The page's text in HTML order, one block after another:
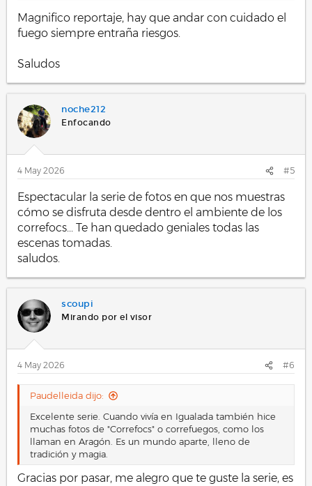
Magnifico reportaje, hay que andar con cuidado el
fuego siempre entraña riesgos.
Saludos
noche212
Enfocando
4 May 2026 #5
Espectacular la serie de fotos en que nos muestras
cómo se disfruta desde dentro el ambiente de los
correfocs... Te han quedado geniales todas las
escenas tomadas.
saludos.
scoupi
Mirando por el visor
4 May 2026 #6
Paudelleida dijo:
Excelente serie. Cuando vivía en Igualada también hice
muchas fotos de "Correfocs" o correfuegos, como los
llaman en Aragón. Es un mundo aparte, lleno de
tradición y magia.
Gracias por pasar, me alegro que te guste la serie, es